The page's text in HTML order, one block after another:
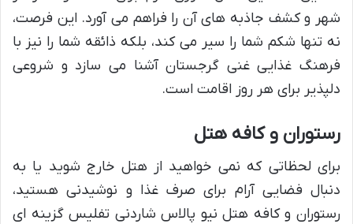
شهر و کشف جاذبه های آن را فراهم می آورد. این فرصت،
نه تنها شکم شما را سیر می کند، بلکه ذائقه شما را نیز با
فرهنگ غذایی غنی گرجستان آشنا می سازد و شروعی
دلپذیر برای هر روز اقامت است.
رستوران و کافه هتل
برای لحظاتی که نمی خواهید از هتل خارج شوید یا به
دنبال فضایی آرام برای صرف غذا و نوشیدنی هستید،
رستوران و کافه هتل نیو پالاس شاردنی تفلیس گزینه ای